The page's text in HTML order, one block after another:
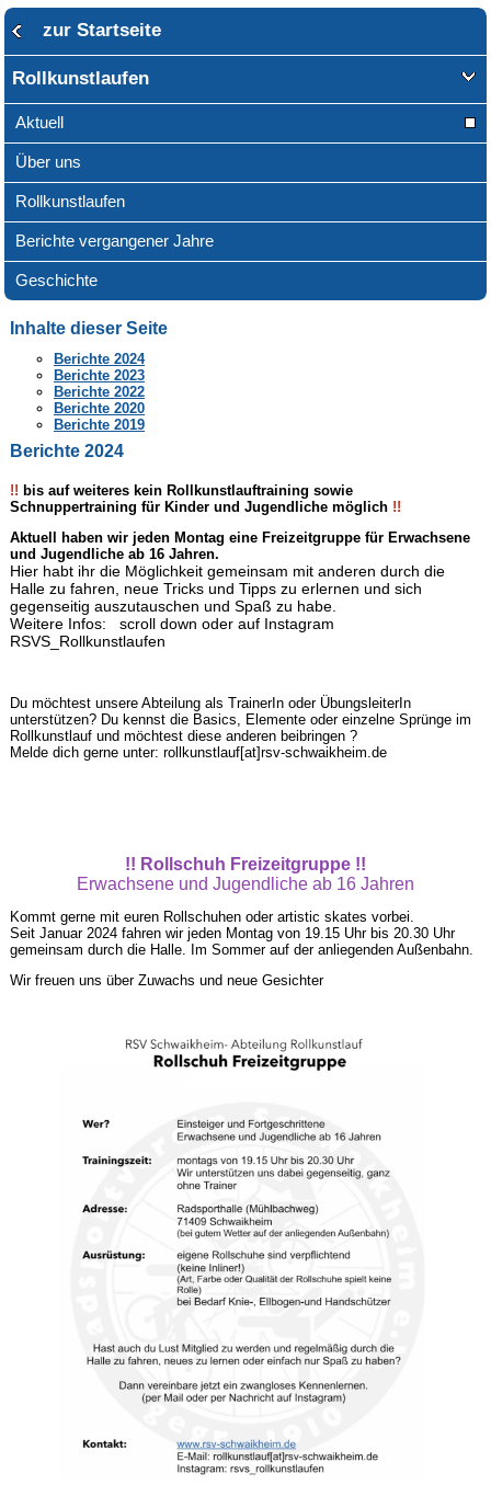
zur Startseite
Rollkunstlaufen
Aktuell
Über uns
Rollkunstlaufen
Berichte vergangener Jahre
Geschichte
Inhalte dieser Seite
Berichte 2024
Berichte 2023
Berichte 2022
Berichte 2020
Berichte 2019
Berichte 2024
!! bis auf weiteres kein Rollkunstlauftraining sowie
Schnuppertraining für Kinder und Jugendliche möglich !!
Aktuell haben wir jeden Montag eine Freizeitgruppe für Erwachsene
und Jugendliche ab 16 Jahren.
Hier habt ihr die Möglichkeit gemeinsam mit anderen durch die
Halle zu fahren, neue Tricks und Tipps zu erlernen und sich
gegenseitig auszutauschen und Spaß zu habe.
Weitere Infos: scroll down oder auf Instagram
RSVS_Rollkunstlaufen
Du möchtest unsere Abteilung als TrainerIn oder ÜbungsleiterIn
unterstützen? Du kennst die Basics, Elemente oder einzelne Sprünge im
Rollkunstlauf und möchtest diese anderen beibringen ?
Melde dich gerne unter: rollkunstlauf[at]rsv-schwaikheim.de
!! Rollschuh Freizeitgruppe !!
Erwachsene und Jugendliche ab 16 Jahren
Kommt gerne mit euren Rollschuhen oder artistic skates vorbei.
Seit Januar 2024 fahren wir jeden Montag von 19.15 Uhr bis 20.30 Uhr
gemeinsam durch die Halle. Im Sommer auf der anliegenden Außenbahn.
Wir freuen uns über Zuwachs und neue Gesichter